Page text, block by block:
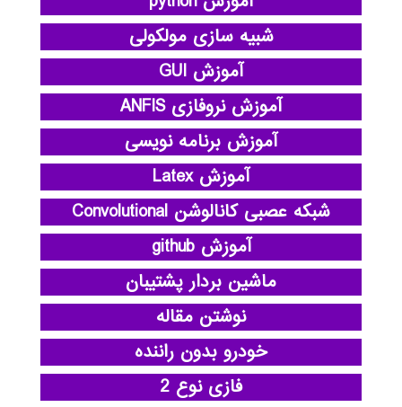
شبیه سازی مولکولی
آموزش GUI
آموزش نروفازی ANFIS
آموزش برنامه نویسی
آموزش Latex
شبکه عصبی کانالوشن Convolutional
آموزش github
ماشین بردار پشتیبان
نوشتن مقاله
خودرو بدون راننده
فازی نوع 2